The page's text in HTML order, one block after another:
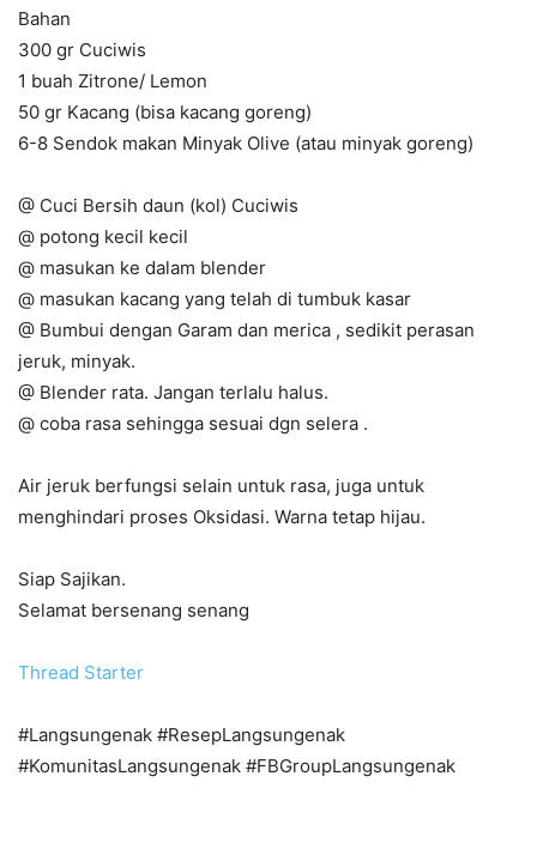
Bahan
300 gr Cuciwis
1 buah Zitrone/ Lemon
50 gr Kacang (bisa kacang goreng)
6-8 Sendok makan Minyak Olive (atau minyak goreng)
@ Cuci Bersih daun (kol) Cuciwis
@ potong kecil kecil
@ masukan ke dalam blender
@ masukan kacang yang telah di tumbuk kasar
@ Bumbui dengan Garam dan merica , sedikit perasan
jeruk, minyak.
@ Blender rata. Jangan terlalu halus.
@ coba rasa sehingga sesuai dgn selera .
Air jeruk berfungsi selain untuk rasa, juga untuk
menghindari proses Oksidasi. Warna tetap hijau.
Siap Sajikan.
Selamat bersenang senang
Thread Starter
#Langsungenak #ResepLangsungenak
#KomunitasLangsungenak #FBGroupLangsungenak